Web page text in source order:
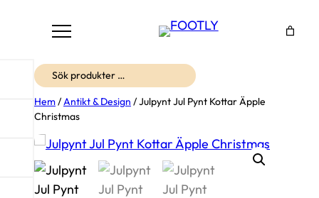
Sök
Hem / Antikt & Design / Julpynt Jul Pynt Kottar Äpple
Christmas